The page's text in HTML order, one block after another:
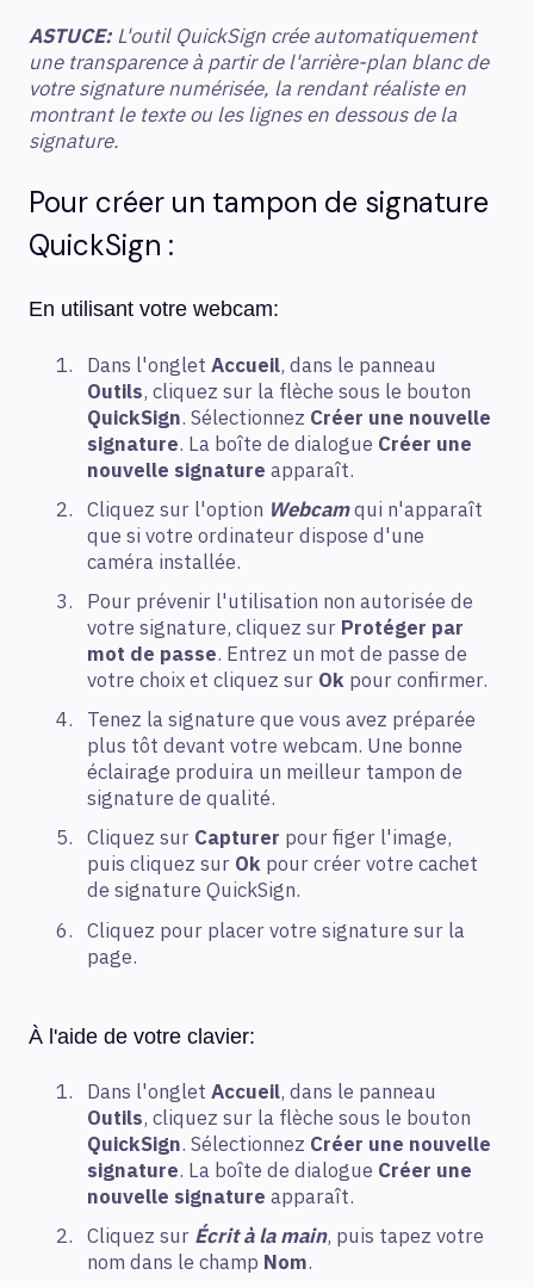
ASTUCE: L'outil QuickSign crée automatiquement
une transparence à partir de l'arrière-plan blanc de
votre signature numérisée, la rendant réaliste en
montrant le texte ou les lignes en dessous de la
signature.
Pour créer un tampon de signature
QuickSign :
En utilisant votre webcam:
Dans l'onglet Accueil, dans le panneau
Outils, cliquez sur la flèche sous le bouton
QuickSign. Sélectionnez Créer une nouvelle
signature. La boîte de dialogue Créer une
nouvelle signature apparaît.
Cliquez sur l'option Webcamqui n'apparaît
que si votre ordinateur dispose d'une
caméra installée.
Pour prévenir l'utilisation non autorisée de
votre signature, cliquez sur Protéger par
mot de passe. Entrez un mot de passe de
votre choix et cliquez sur Ok pour confirmer.
Tenez la signature que vous avez préparée
plus tôt devant votre webcam. Une bonne
éclairage produira un meilleur tampon de
signature de qualité.
Cliquez sur Capturer pour figer l'image,
puis cliquez sur Ok pour créer votre cachet
de signature QuickSign.
Cliquez pour placer votre signature sur la
page.
À l'aide de votre clavier:
Dans l'onglet Accueil, dans le panneau
Outils, cliquez sur la flèche sous le bouton
QuickSign. Sélectionnez Créer une nouvelle
signature. La boîte de dialogue Créer une
nouvelle signature apparaît.
Cliquez sur Écrit à la main, puis tapez votre
nom dans le champ Nom.